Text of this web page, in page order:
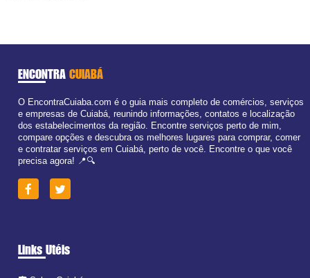
ENCONTRA CUIABÁ
O EncontraCuiaba.com é o guia mais completo de comércios, serviços
e empresas de Cuiabá, reunindo informações, contatos e localização
dos estabelecimentos da região. Encontre serviços perto de mim,
compare opções e descubra os melhores lugares para comprar, comer
e contratar serviços em Cuiabá, perto de você. Encontre o que você
precisa agora! 📍🔍
Links Utéis